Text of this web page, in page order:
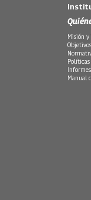
Misión y
Políticas
Manual